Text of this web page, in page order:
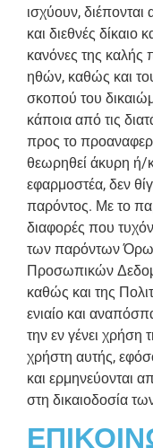
ισχύουν,
και διεθνές δίκαιο
κανόνες της καλής
ηθών, καθώς και
σκοπού του
κάποια από τις
προς το
θεωρηθεί άκυρη ή/
εφαρμοστέα, δεν
παρόντος. Με το
διαφορές που
των παρόντων
Προσωπικών
καθώς και της
ενιαίο και
την εν γένει χρήση
χρήστη αυτής,
και ερμηνεύονται
στη δικαιοδοσία